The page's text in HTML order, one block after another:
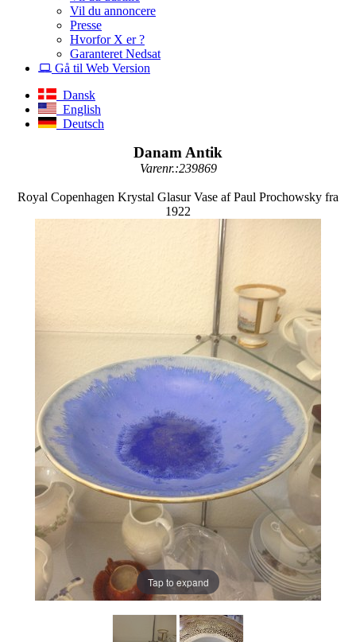
Vil du annoncere
Presse
Hvorfor X er ?
Garanteret Nedsat
Gå til Web Version
Dansk
English
Deutsch
Danam Antik
Varenr.:239869
Royal Copenhagen Krystal Glasur Vase af Paul Prochowsky fra
1922
Tap to expand